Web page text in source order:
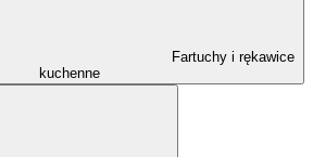
Fartuchy i rękawice
kuchenne